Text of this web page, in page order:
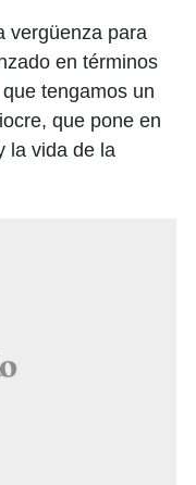
vergüenza para
en términos
tengamos un
que pone en
la vida de la